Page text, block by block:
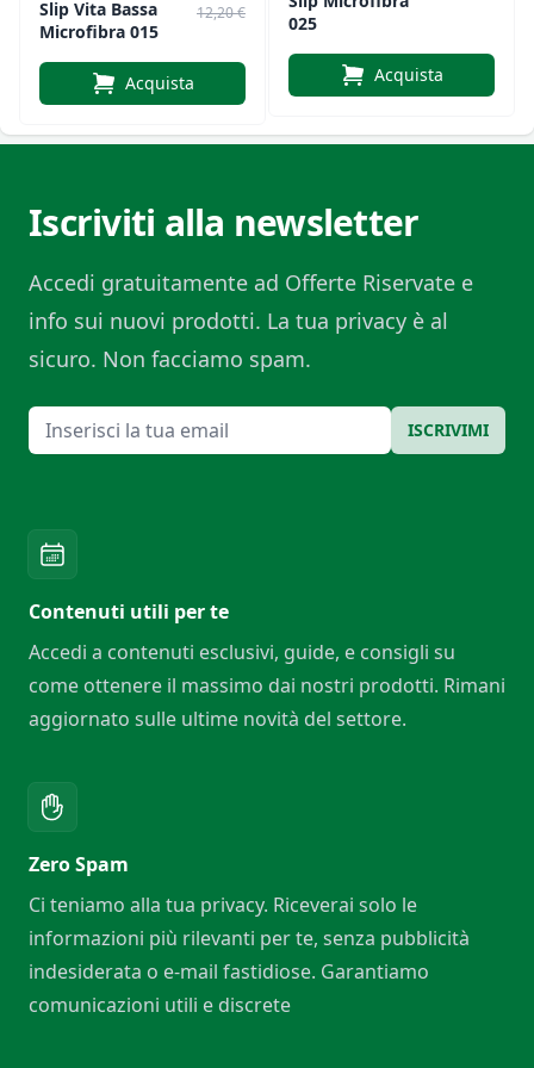
Slip Vita Bassa
Microfibra 015
12,20 €
Acquista
025
Acquista
Iscriviti alla newsletter
Accedi gratuitamente ad Offerte Riservate e
info sui nuovi prodotti. La tua privacy è al
sicuro. Non facciamo spam.
Email ISCRIVIMI
Contenuti utili per te
Accedi a contenuti esclusivi, guide, e consigli su
come ottenere il massimo dai nostri prodotti. Rimani
aggiornato sulle ultime novità del settore.
Zero Spam
Ci teniamo alla tua privacy. Riceverai solo le
informazioni più rilevanti per te, senza pubblicità
indesiderata o e-mail fastidiose. Garantiamo
comunicazioni utili e discrete